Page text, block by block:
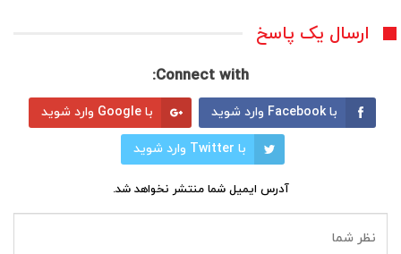
ارسال یک پاسخ
Connect with:
با Facebook وارد شوید با Google وارد شوید
با Twitter وارد شوید
آدرس ایمیل شما منتشر نخواهد شد.